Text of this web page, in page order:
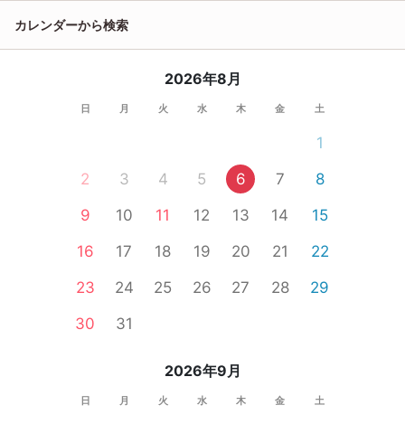
カレンダーから検索
2026年8月
日 月 火 水 木 金 土
1
2
3 4 5 6 7
8
9
10 11 12 13 14
15
16
17 18 19 20 21
22
23
24 25 26 27 28
29
30
31
2026年9月
日 月 火 水 木 金 土